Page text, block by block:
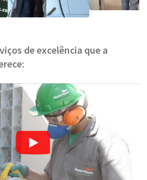
de excelência que a